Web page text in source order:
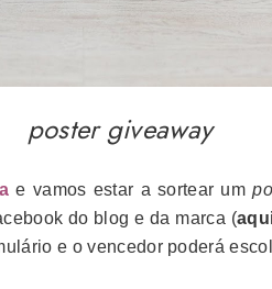
poster giveaway
e vamos estar a sortear um
do blog e da marca (
e o vencedor poderá